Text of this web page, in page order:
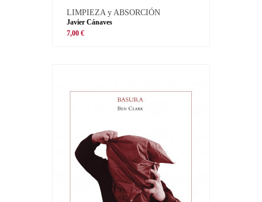
LIMPIEZA y ABSORCIÓN
Javier Cánaves
7,00 €